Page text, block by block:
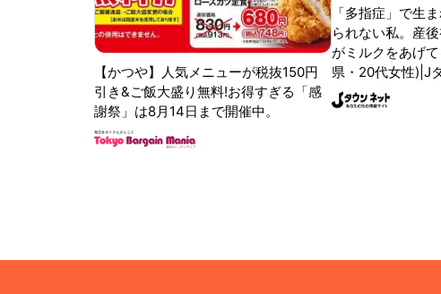
【かつや】人気メニューが税抜150円
引き&ご飯大盛り無料!お得すぎる「感
謝祭」は8月14日まで開催中。
「多指症」で生
られない私。産
がミルクをあげ
県・20代女性)|J